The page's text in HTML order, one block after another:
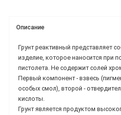
Описание
Грунт реактивный представляет
изделие, которое наносится при
пистолета. Не содержит солей
Первый компонент - взвесь
особых смол), второй -
кислоты.
Грунт является продуктом